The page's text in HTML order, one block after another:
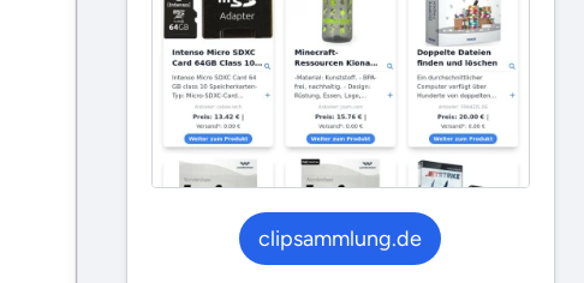
clipsammlung.de